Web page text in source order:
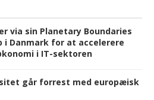
via sin Planetary Boundaries
i Danmark for at accelerere
i IT-sektoren
går forrest med europæisk